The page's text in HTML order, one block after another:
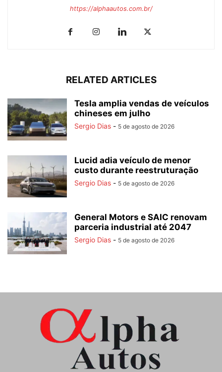
https://alphaautos.com.br/
RELATED ARTICLES
Tesla amplia vendas de veículos
chineses em julho
Sergio Dias - 5 de agosto de 2026
Lucid adia veículo de menor
custo durante reestruturação
Sergio Dias - 5 de agosto de 2026
General Motors e SAIC renovam
parceria industrial até 2047
Sergio Dias - 5 de agosto de 2026